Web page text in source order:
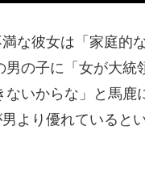
な彼女は「家庭的
の子に「女が大統
いからな」と馬鹿
より優れていると